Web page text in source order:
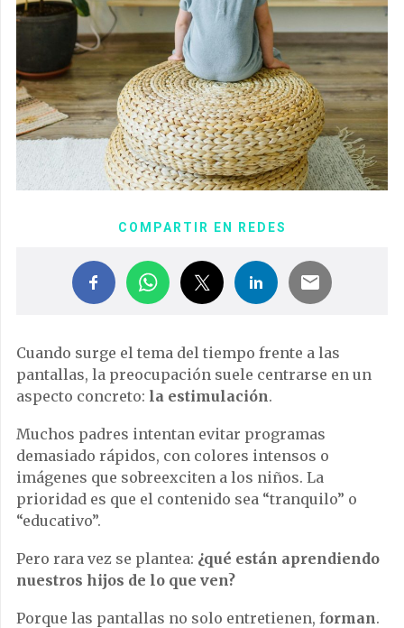
COMPARTIR EN REDES
Cuando surge el tema del tiempo frente a las
pantallas, la preocupación suele centrarse en un
aspecto concreto: la estimulación.
Muchos padres intentan evitar programas
demasiado rápidos, con colores intensos o
imágenes que sobreexciten a los niños. La
prioridad es que el contenido sea “tranquilo” o
“educativo”.
Pero rara vez se plantea: ¿qué están aprendiendo
nuestros hijos de lo que ven?
Porque las pantallas no solo entretienen, forman.